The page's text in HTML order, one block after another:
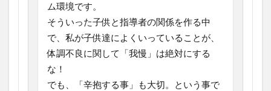
ム環境です。
そういった子供と指導者の関係を作る中
で、私が子供達によくいっていることが、
体調不良に関して「我慢」は絶対にする
な！
でも、「辛抱する事」も大切。という事で